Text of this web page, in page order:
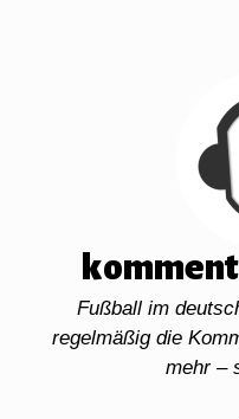
Fußball im
regelmäßig die
mehr –